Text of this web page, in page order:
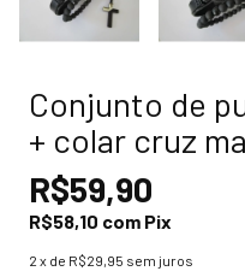
Conjunto de
+ colar cruz
R$59,90
R$58,10 com Pix
2 x de R$29,95 sem juros